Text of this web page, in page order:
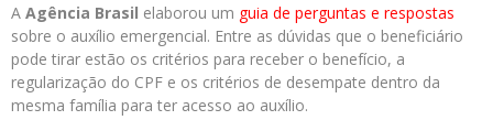
A Agência Brasil elaborou um guia de perguntas e respostas
sobre o auxílio emergencial. Entre as dúvidas que o beneficiário
pode tirar estão os critérios para receber o benefício, a
regularização do CPF e os critérios de desempate dentro da
mesma família para ter acesso ao auxílio.